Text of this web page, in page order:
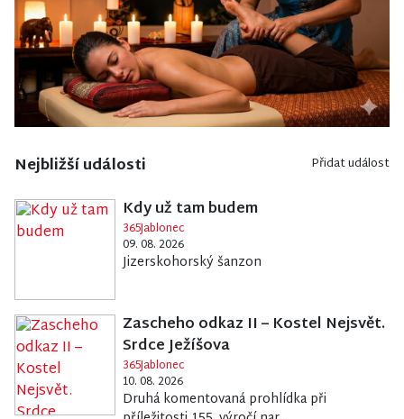
Nejbližší události Přidat událost
Kdy už tam budem
365Jablonec
09. 08. 2026
Jizerskohorský šanzon
Zascheho odkaz II – Kostel Nejsvět.
Srdce Ježíšova
365Jablonec
10. 08. 2026
Druhá komentovaná prohlídka při